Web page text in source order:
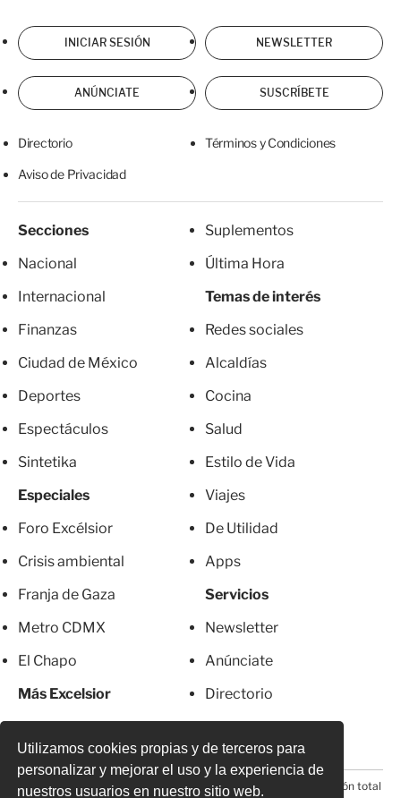
Utilizamos cookies propias y de terceros para
personalizar y mejorar el uso y la experiencia de
nuestros usuarios en nuestro sitio web.
INICIAR SESIÓN NEWSLETTER
ANÚNCIATE SUSCRÍBETE
Directorio Términos y Condiciones
Aviso de Privacidad
Secciones
Nacional
Internacional
Finanzas
Ciudad de México
Deportes
Espectáculos
Sintetika
Especiales
Foro Excélsior
Crisis ambiental
Franja de Gaza
Metro CDMX
El Chapo
Más Excelsior
Suplementos
Última Hora
Temas de interés
Redes sociales
Alcaldías
Cocina
Salud
Estilo de Vida
Viajes
De Utilidad
Apps
Servicios
Newsletter
Anúnciate
Directorio
© 2026 Todos los derechos reservados. Prohibida la reproducción total